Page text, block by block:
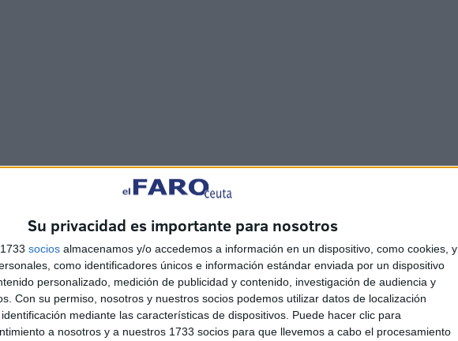
Su privacidad es importante para nosotros
socios almacenamos y/o accedemos a información en un dispositivo, como cookies, y
como identificadores únicos e información estándar enviada por un dispositivo
personalizado, medición de publicidad y contenido, investigación de audiencia y
Con su permiso, nosotros y nuestros socios podemos utilizar datos de localización
mediante las características de dispositivos. Puede hacer clic para
a nosotros y a nuestros 1733 socios para que llevemos a cabo el procesamiento
principal del Palacio de la Asamblea. Tiene 28
altura.
metálicos de perfiles tubulares y angulares recubiertos
con pintura plástica y marqueterías y fibras de